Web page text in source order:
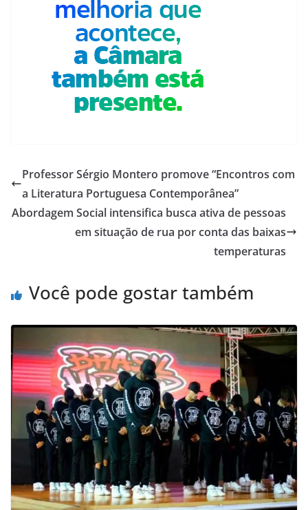
Professor Sérgio Montero promove “Encontros com
a Literatura Portuguesa Contemporânea”
Abordagem Social intensifica busca ativa de pessoas
em situação de rua por conta das baixas
temperaturas
Você pode gostar também